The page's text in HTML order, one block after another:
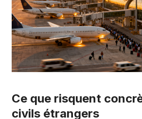
Ce que risquent
civils étrangers